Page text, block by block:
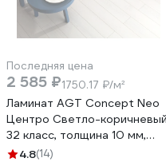
Последняя цена
2 585 ₽1750.17 ₽/м²
Ламинат AGT Concept Neo
Центро Светло-
32 класс, толщина 10 мм,
фаска 4-х сторон, 1.477 кв. м
4.8(14)